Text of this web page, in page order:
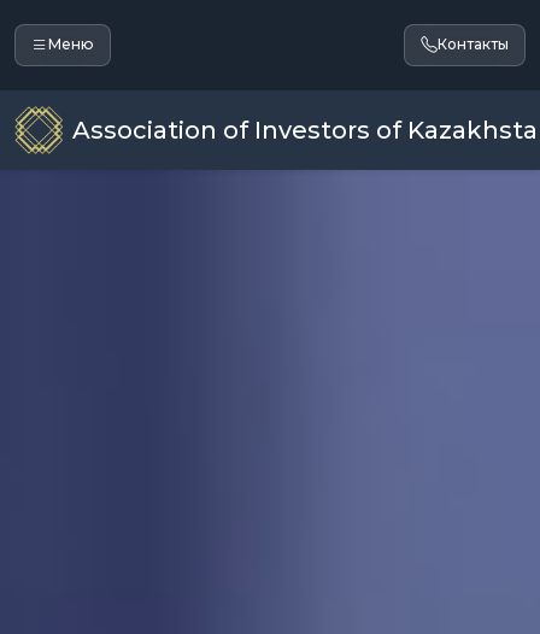
Меню Контакты
Association of Investors of